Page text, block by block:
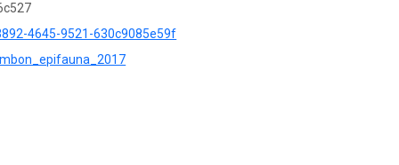
4645-9521-630c9085e59f